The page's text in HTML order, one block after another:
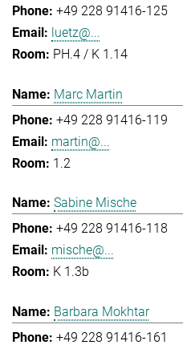
+49 228 91416-125
luetz@...
PH.4 / K 1.14
Marc Martin
+49 228 91416-119
martin@...
1.2
Sabine Mische
+49 228 91416-118
mische@...
K 1.3b
Barbara Mokhtar
+49 228 91416-161